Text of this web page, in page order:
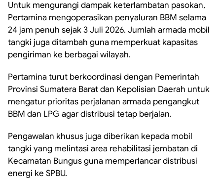
Untuk mengurangi dampak keterlambatan pasokan,
Pertamina mengoperasikan penyaluran BBM selama
24 jam penuh sejak 3 Juli 2026. Jumlah armada mobil
tangki juga ditambah guna memperkuat kapasitas
pengiriman ke berbagai wilayah.
Pertamina turut berkoordinasi dengan Pemerintah
Provinsi Sumatera Barat dan Kepolisian Daerah untuk
mengatur prioritas perjalanan armada pengangkut
BBM dan LPG agar distribusi tetap berjalan.
Pengawalan khusus juga diberikan kepada mobil
tangki yang melintasi area rehabilitasi jembatan di
Kecamatan Bungus guna memperlancar distribusi
energi ke SPBU.